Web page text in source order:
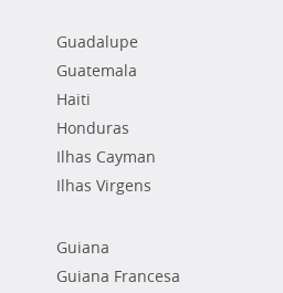
Guadalupe
Guatemala
Haiti
Honduras
Ilhas Cayman
Ilhas Virgens
Guiana
Guiana Francesa